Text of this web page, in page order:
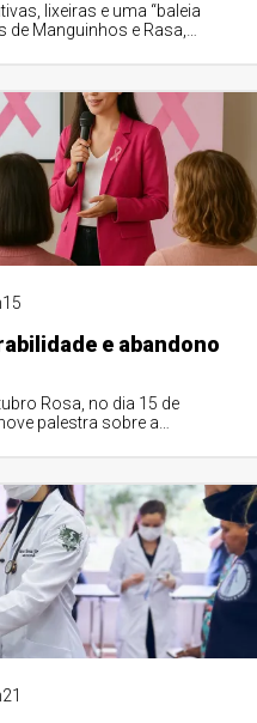
lixeiras e uma “baleia
de Manguinhos e Rasa,
e abandono
Rosa, no dia 15 de
palestra sobre a